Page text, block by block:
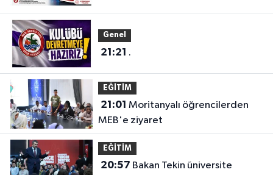
Genel
21:21 .
EĞİTİM
21:01
MEB'e ziyaret
EĞİTİM
20:57